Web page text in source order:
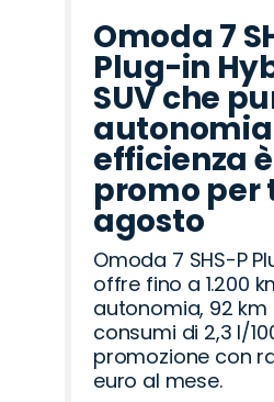
Omoda 7
Plug-in
SUV che
efficienza
promo per
agosto
Omoda 7 SHS-P
offre fino a 1.200
autonomia, 92 km
consumi di 2,3 l/
promozione con
euro al mese.